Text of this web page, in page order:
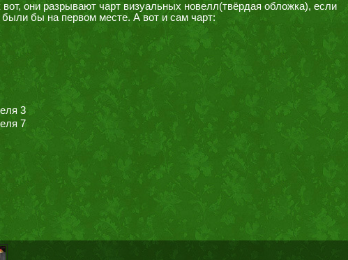
они разрывают чарт визуальных новелл(твёрдая обложка), если
бы на первом месте. А вот и сам чарт:
3
7